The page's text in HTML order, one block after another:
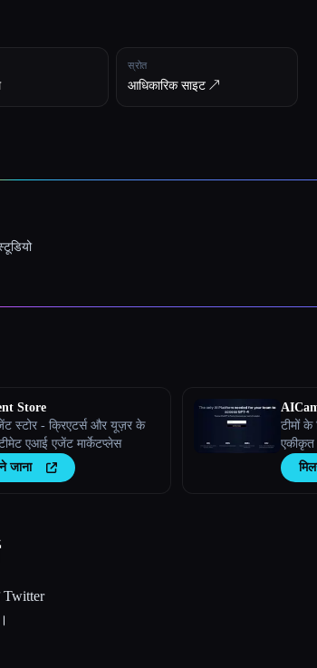
स्रोत
आधिकारिक साइट ↗︎
Store
स्टोर - क्रिएटर्स और यूज़र के
एआई एजेंट मार्केटप्लेस
जाना
टीमों
एकीकृत
प्रमुख
कस्टम